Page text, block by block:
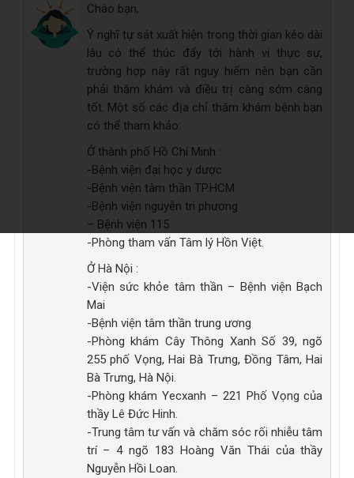
Chào bạn,
Ý nghĩ tự sát xuất hiện trong thời gian kéo dài
lâu có thể thúc đẩy tới hành vi thực sự,
trường hợp này rất nguy hiểm nên bạn cần
phải thăm khám và điều trị càng sớm càng
tốt. Một số các địa chỉ thăm khám bệnh bạn
có thể tham khảo:
Ở thành phố Hồ Chí Minh :
-Bệnh viện đại học y dược
-Bệnh viện tâm thần TP.HCM
-Bệnh viện nguyễn tri phương
– Bệnh viện 115
-Phòng tham vấn Tâm lý Hồn Việt.
Ở Hà Nội :
-Viện sức khỏe tâm thần – Bệnh viện Bạch
Mai
-Bệnh viện tâm thần trung ương
-Phòng khám Cây Thông Xanh Số 39, ngõ
255 phố Vọng, Hai Bà Trưng, Đồng Tâm, Hai
Bà Trưng, Hà Nội.
-Phòng khám Yecxanh – 221 Phố Vọng của
thầy Lê Đức Hinh.
-Trung tâm tư vấn và chăm sóc rối nhiễu tâm
trí – 4 ngõ 183 Hoàng Văn Thái của thầy
Nguyễn Hồi Loan.